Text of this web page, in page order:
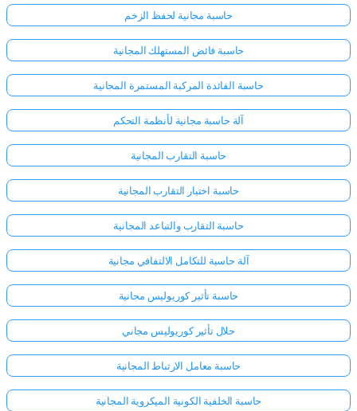
حاسبة مجانية لحفظ الزخم
حاسبة فائض المستهلك المجانية
حاسبة الفائدة المركبة المستمرة المجانية
آلة حاسبة مجانية لأنظمة التحكم
حاسبة التقارب المجانية
حاسبة اختبار التقارب المجانية
حاسبة التقارب والتباعد المجانية
آلة حاسبة للتكامل الالتفافي مجانية
حاسبة تأثير كوريوليس مجانية
حلال تأثير كوريوليس مجاني
حاسبة معامل الارتباط المجانية
حاسبة الخلفية الكونية الميكروية المجانية